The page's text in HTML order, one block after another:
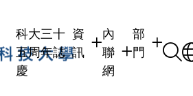
科大三十
五周年誌
慶
資
訊
內
聯
網
部
門